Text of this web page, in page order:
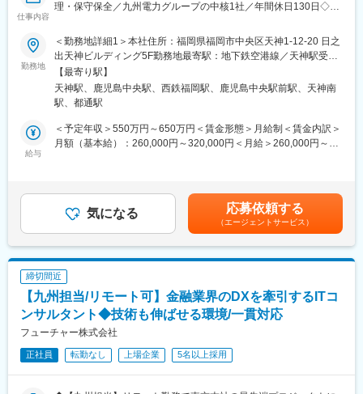
＜FA制度＞
度です。
転職をする必要なく、社内での新しいキャリアを形成し、貴方の
エンジニアとしての可能性を広げる事が可能です。
仕事内容
理・保守保全／九州電力グループの中核1社／年間休日130日◇◆
光ファイバケーブルなど、通信ケーブルの設計・構築・施工管
理・保守保全、工事にあたっての各種申請・調整業務などの業務
を担当頂きます。
法人向けインフラ設備や個人宅向け光ファイバー引込みなどの工
事に関する業務が中心となりますが、主な対応業務は下記のよう
な業務内容です。
・光ファイバケーブル工事設計（架空・地中）、施工管理
・地下埋設管路工事等の設計、施工管理
・工事会社への安全、工事品質に関する指導
・光ファイバケーブル工事に関する業務改善の取組など
■配属先情報：
計画部／工事部／保守部のいずれか部門への配属を予定していま
す。
計画部では新工法の開発や技術者育成を、工事部では開通作業
ます。
勤務地
＜勤務地詳細1＞本社住所：福岡県福岡市中央区天神1-12-20 日之
出天神ビルディング5F勤務地最寄駅：地下鉄空港線／天神駅受動
喫煙対策：屋内全面禁煙＜勤務地詳細2＞鹿児島支店住所：鹿児島
県鹿児島市武１丁目２－１０ JR鹿児島中央ビル5F勤務地最寄駅：
JR鹿児島本線／鹿児島中央駅受動喫煙対策：屋内全面禁煙変更の
【最寄り駅】
天神駅、鹿児島中央駅、西鉄福岡駅、鹿児島中央駅前駅、天神南
駅、都通駅
給与
＜予定年収＞550万円～650万円＜賃金形態＞月給制＜賃金内訳＞
月額（基本給）：260,000円～320,000円＜月給＞260,000円～
年収：28歳 551万円、34歳 613万円、40歳678万円、管理職（副
長）730万円、管理職（グループ長）950万円（ご年齢やご経験に
よる）賃金はあくまでも目安の金額であり、選考を通じて上下す
る可能性があります。月給(月額)は固定手当を含めた表記です。
気になる 応募依頼する
（エージェントサービス）
締切間近
【九州担当/リモート可】金融業界のDXを牽引するITコ
ンサルタント◆技術も伸ばせる環境/一貫対応
フューチャー株式会社
正社員 転勤なし 上場企業 5名以上採用